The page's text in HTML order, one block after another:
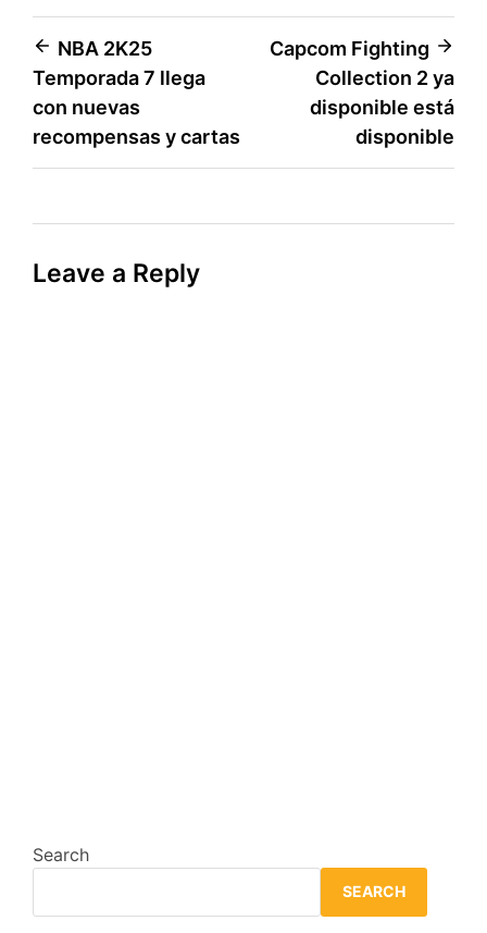
Post
navigation
NBA 2K25
Temporada 7 llega
con nuevas
recompensas y cartas
Capcom Fighting
Collection 2 ya
disponible está
disponible
Leave a Reply
Search
SEARCH